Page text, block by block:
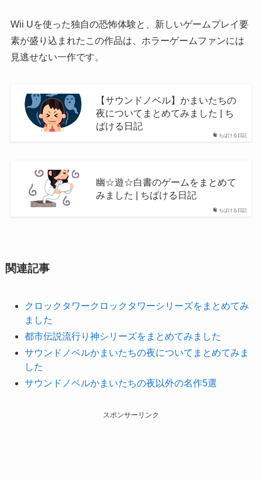
Wii Uを使った独自の恐怖体験と、新しいゲームプレイ要
素が盛り込まれたこの作品は、ホラーゲームファンには
見逃せない一作です。
ちばける日記
【サウンドノベル】かまいたちの
夜についてまとめてみました | ち
ばける日記
ちばける日記
幽☆遊☆白書のゲームをまとめて
みました | ちばける日記
関連記事
クロックタワークロックタワーシリーズをまとめてみ
ました
都市伝説流行り神シリーズをまとめてみました
サウンドノベルかまいたちの夜についてまとめてみま
した
サウンドノベルかまいたちの夜以外の名作5選
スポンサーリンク